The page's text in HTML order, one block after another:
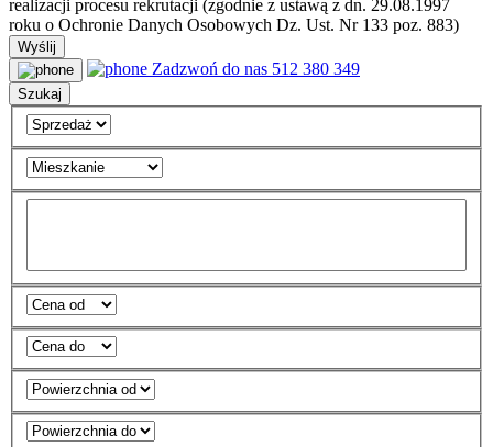
realizacji procesu rekrutacji (zgodnie z ustawą z dn. 29.08.1997
roku o Ochronie Danych Osobowych Dz. Ust. Nr 133 poz. 883)
Zadzwoń do nas 512 380 349
Szukaj